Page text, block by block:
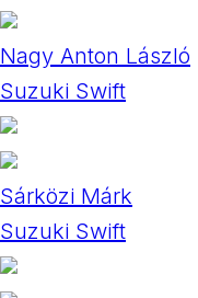
Nagy Anton László
Suzuki Swift
Sárközi Márk
Suzuki Swift